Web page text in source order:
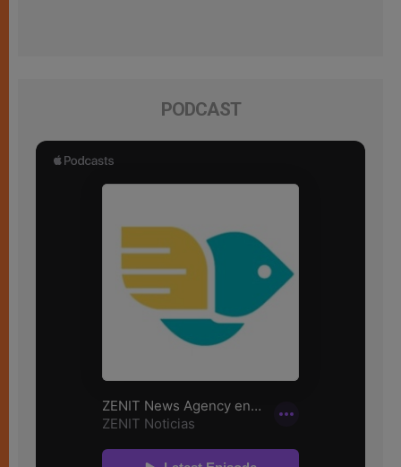
PODCAST